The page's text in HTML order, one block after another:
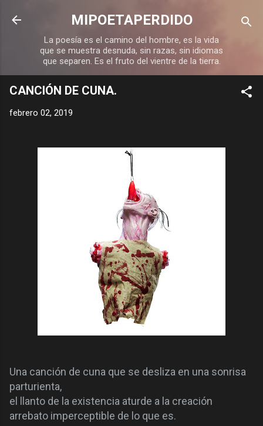
Ir al contenido principal
MIPOETAPERDIDO
La poesía es el camino del hombre, es la vida
que se muestra desnuda, sin razas, sin idiomas
que separen. Es el fruto del vientre de la tierra.
CANCIÓN DE CUNA.
febrero 02, 2019
Una canción de cuna que se desliza en una sonrisa
parturienta,
el llanto de la existencia aturde a la creación
arrebato imperceptible de lo que es.